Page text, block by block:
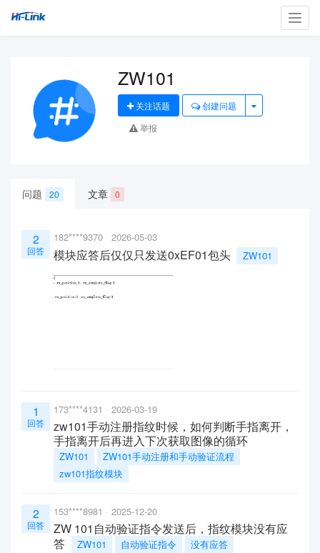
ZW101
关注话题
创建问题
举报
问题 20 文章 0
2
回答
182****9370 2026-05-03
模块应答后仅仅只发送0xEF01包头 ZW101
1
回答
173****4131 2026-03-19
zw101手动注册指纹时候，如何判断手指离开，
手指离开后再进入下次获取图像的循环
ZW101
ZW101手动注册和手动验证流程
zw101指纹模块
2
回答
153****8981 2025-12-20
ZW 101自动验证指令发送后，指纹模块没有应
答
ZW101 自动验证指令 没有应答